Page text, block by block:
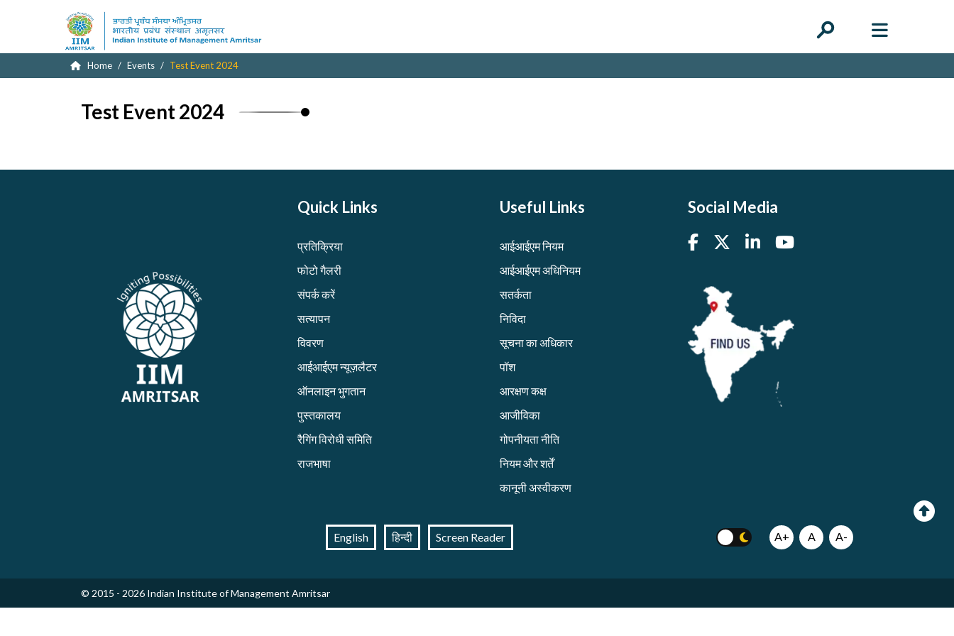
Home Events Test Event 2024
Test Event 2024
Quick Links
प्रतिक्रिया
फोटो गैलरी
संपर्क करें
सत्यापन
विवरण
आईआईएम न्यूज़लैटर
ऑनलाइन भुगतान
पुस्तकालय
रैगिंग विरोधी समिति
राजभाषा
Useful Links
आईआईएम नियम
आईआईएम अधिनियम
सतर्कता
निविदा
सूचना का अधिकार
पॉश
आरक्षण कक्ष
आजीविका
गोपनीयता नीति
नियम और शर्तें
कानूनी अस्वीकरण
Social Media
English हिन्दी Screen Reader A+ A A-
© 2015 - 2026 Indian Institute of Management Amritsar